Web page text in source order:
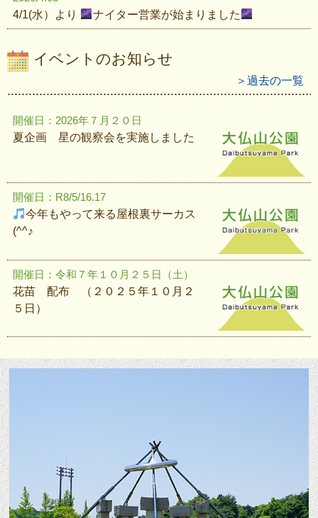
4/1(水）より ナイター営業が始まりました
イベントのお知らせ
＞過去の一覧
開催日：2026年７月２０日
夏企画 星の観察会を実施しました
開催日：R8/5/16.17
今年もやって来る屋根裏サーカス
(^^♪
開催日：令和７年１０月２５日（土）
花苗 配布 （２０２５年１０月２
５日）